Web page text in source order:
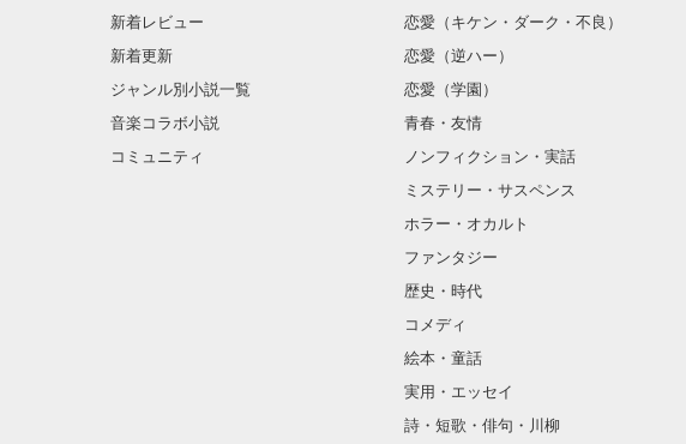
新着レビュー
新着更新
ジャンル別小説一覧
音楽コラボ小説
コミュニティ
恋愛（キケン・ダーク・不良）
恋愛（逆ハー）
恋愛（学園）
青春・友情
ノンフィクション・実話
ミステリー・サスペンス
ホラー・オカルト
ファンタジー
歴史・時代
コメディ
絵本・童話
実用・エッセイ
詩・短歌・俳句・川柳